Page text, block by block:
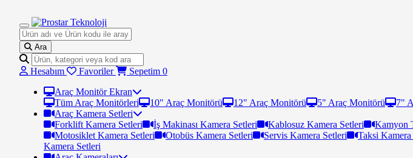
Ara
Hesabım Favoriler Sepetim 0
Araç Monitör Ekran
Tüm Araç Monitörleri
10" Araç Monitörü 12" Araç Monitörü 5" Araç Monitörü 7"
Araç Kamera Setleri
Forklift Kamera Setleri
İş Makinası Kamera Setleri Kablosuz Kamera Setleri Kamyon
Motosiklet Kamera Setleri
Otobüs Kamera Setleri Servis Kamera Setleri Taksi Kamera
Kamera Setleri